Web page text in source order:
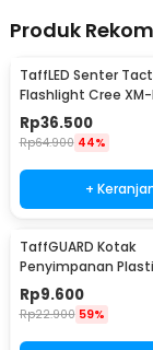
Kelengkapan
Rincian yang
1 x NITECORE
3 x Baterai AAA
1 x Klip Senter
1 x Panduan
Produk
TaffLED Senter
Flashlight Cree XM-
Lumens - E17
Rp36.500
Rp64.900 44%
+
TaffGUARD Kotak
Penyimpanan
LED Box
Rp9.600
Rp22.900 59%